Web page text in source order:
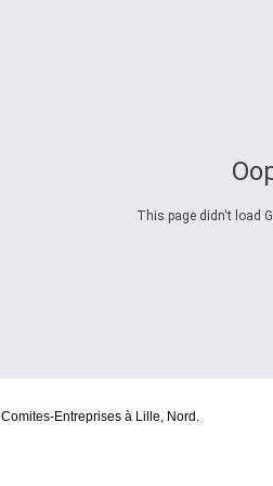
This page didn't load
Comites-Entreprises à Lille, Nord.